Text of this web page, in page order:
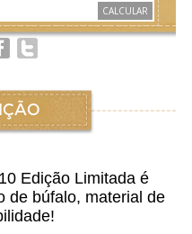
CALCULAR
Edição Limitada é
de búfalo, material de